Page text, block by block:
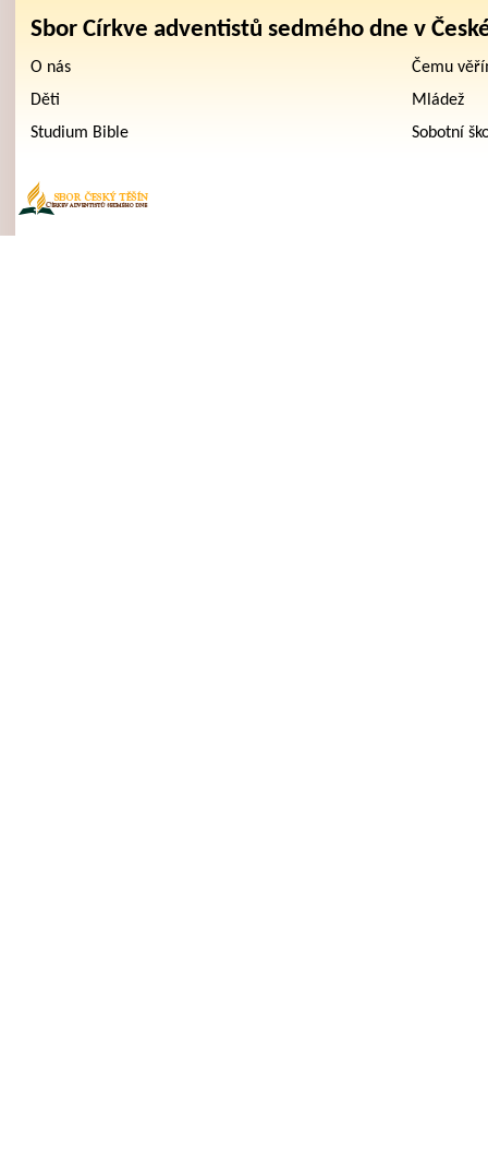
Sbor Církve adventistů sedmého dne v
O nás
Čemu
Děti
Mládež
Studium Bible
Sobotní